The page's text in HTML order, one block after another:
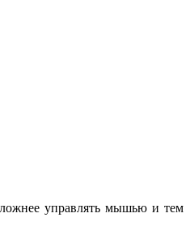
управлять мышью и тем